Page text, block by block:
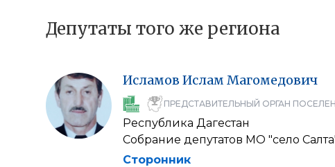
Депутаты того же региона
Исламов Ислам Магомедович
ПРЕДСТАВИТЕЛЬНЫЙ ОРГАН
Республика Дагестан
Собрание депутатов МО "село
Сторонник